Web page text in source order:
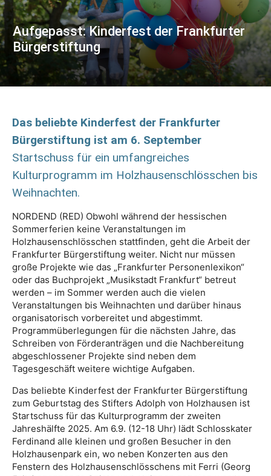
Aufgepasst: Kinderfest der Frankfurter
Bürgerstiftung
Das beliebte Kinderfest der Frankfurter
Bürgerstiftung ist am 6. September
Startschuss für ein umfangreiches
Kulturprogramm im Holzhausenschlösschen bis
Weihnachten.
NORDEND (RED) Obwohl während der hessischen
Sommerferien keine Veranstaltungen im
Holzhausenschlösschen stattfinden, geht die Arbeit der
Frankfurter Bürgerstiftung weiter. Nicht nur müssen
große Projekte wie das „Frankfurter Personenlexikon“
oder das Buchprojekt „Musikstadt Frankfurt“ betreut
werden – im Sommer werden auch die vielen
Veranstaltungen bis Weihnachten und darüber hinaus
organisatorisch vorbereitet und abgestimmt.
Programmüberlegungen für die nächsten Jahre, das
Schreiben von Förderanträgen und die Nachbereitung
abgeschlossener Projekte sind neben dem
Tagesgeschäft weitere wichtige Aufgaben.
Das beliebte Kinderfest der Frankfurter Bürgerstiftung
zum Geburtstag des Stifters Adolph von Holzhausen ist
Startschuss für das Kulturprogramm der zweiten
Jahreshälfte 2025. Am 6.9. (12-18 Uhr) lädt Schlosskater
Ferdinand alle kleinen und großen Besucher in den
Holzhausenpark ein, wo neben Konzerten aus den
Fenstern des Holzhausenschlösschens mit Ferri (Georg